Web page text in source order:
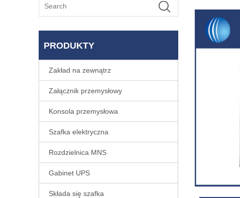
PRODUKTY
Zakład na zewnątrz
Załącznik przemysłowy
Konsola przemysłowa
Szafka elektryczna
Rozdzielnica MNS
Gabinet UPS
Składa się szafka